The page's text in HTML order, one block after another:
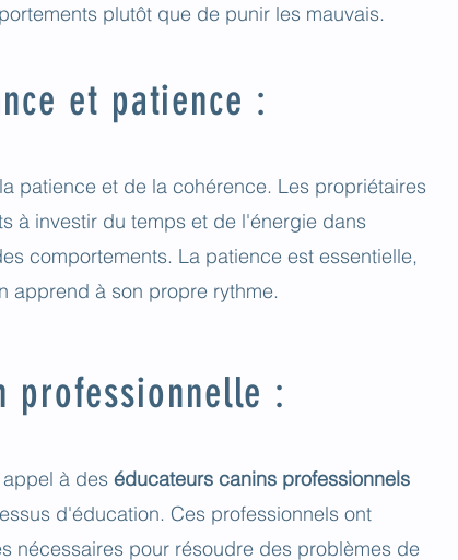
plutôt que de punir les mauvais.
et patience :
patience et de la cohérence. Les propriétaires
à investir du temps et de l'énergie dans
comportements. La patience est essentielle,
apprend à son propre rythme.
professionnelle :
à des éducateurs canins professionnels
d'éducation. Ces professionnels ont
nécessaires pour résoudre des problèmes de